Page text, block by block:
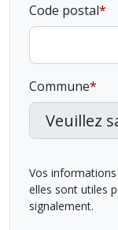
Code postal
Commune
Vos
elles sont utiles
signalement.